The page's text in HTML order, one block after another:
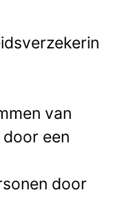
van
een
door